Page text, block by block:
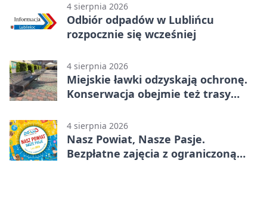
4 sierpnia 2026
Odbiór odpadów w Lublińcu
rozpocznie się wcześniej
4 sierpnia 2026
Miejskie ławki odzyskają ochronę.
Konserwacja obejmie też trasy
4 sierpnia 2026
Nasz Powiat, Nasze Pasje.
Bezpłatne zajęcia z ograniczoną